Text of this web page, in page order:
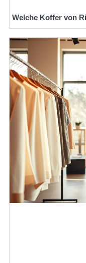
Welche Koffer von